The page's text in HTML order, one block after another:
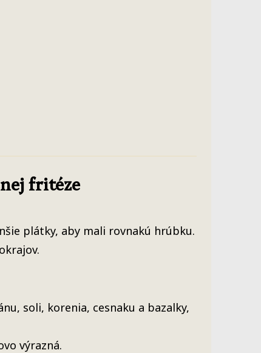
fritéze
plátky, aby mali rovnakú hrúbku.
soli, korenia, cesnaku a bazalky,
výrazná.